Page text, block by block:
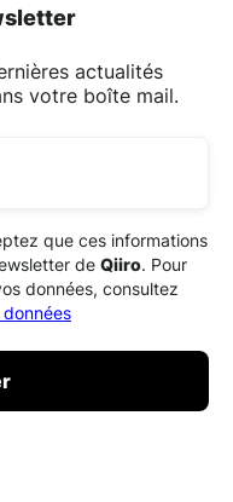
actualités
votre boîte mail.
que ces informations
de Qiiro. Pour
données, consultez